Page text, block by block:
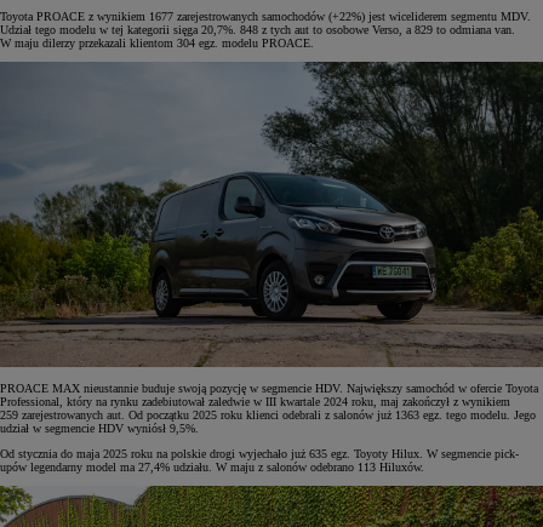
Toyota PROACE z wynikiem 1677 zarejestrowanych samochodów (+22%) jest wiceliderem segmentu MDV.
Udział tego modelu w tej kategorii sięga 20,7%. 848 z tych aut to osobowe Verso, a 829 to odmiana van.
W maju dilerzy przekazali klientom 304 egz. modelu PROACE.
PROACE MAX nieustannie buduje swoją pozycję w segmencie HDV. Największy samochód w ofercie Toyota
Professional, który na rynku zadebiutował zaledwie w III kwartale 2024 roku, maj zakończył z wynikiem
259 zarejestrowanych aut. Od początku 2025 roku klienci odebrali z salonów już 1363 egz. tego modelu. Jego
udział w segmencie HDV wyniósł 9,5%.
Od stycznia do maja 2025 roku na polskie drogi wyjechało już 635 egz. Toyoty Hilux. W segmencie pick-
upów legendarny model ma 27,4% udziału. W maju z salonów odebrano 113 Hiluxów.